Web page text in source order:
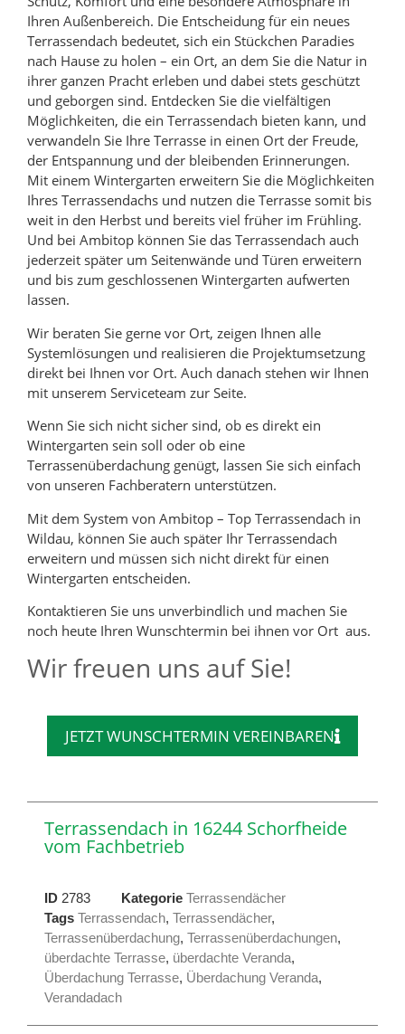
Ihren Außenbereich. Die Entscheidung für ein neues
Terrassendach bedeutet, sich ein Stückchen Paradies
nach Hause zu holen – ein Ort, an dem Sie die Natur in
ihrer ganzen Pracht erleben und dabei stets geschützt
und geborgen sind. Entdecken Sie die vielfältigen
Möglichkeiten, die ein Terrassendach bieten kann, und
verwandeln Sie Ihre Terrasse in einen Ort der Freude,
der Entspannung und der bleibenden Erinnerungen.
Mit einem Wintergarten erweitern Sie die Möglichkeiten
Ihres Terrassendachs und nutzen die Terrasse somit bis
weit in den Herbst und bereits viel früher im Frühling.
Und bei Ambitop können Sie das Terrassendach auch
jederzeit später um Seitenwände und Türen erweitern
und bis zum geschlossenen Wintergarten aufwerten
lassen.
Wir beraten Sie gerne vor Ort, zeigen Ihnen alle
Systemlösungen und realisieren die Projektumsetzung
direkt bei Ihnen vor Ort. Auch danach stehen wir Ihnen
mit unserem Serviceteam zur Seite.
Wenn Sie sich nicht sicher sind, ob es direkt ein
Wintergarten sein soll oder ob eine
Terrassenüberdachung genügt, lassen Sie sich einfach
von unseren Fachberatern unterstützen.
Mit dem System von Ambitop – Top Terrassendach in
Wildau, können Sie auch später Ihr Terrassendach
erweitern und müssen sich nicht direkt für einen
Wintergarten entscheiden.
Kontaktieren Sie uns unverbindlich und machen Sie
noch heute Ihren Wunschtermin bei ihnen vor Ort aus.
Wir freuen uns auf Sie!
JETZT WUNSCHTERMIN VEREINBAREN
Terrassendach in 16244 Schorfheide
vom Fachbetrieb
ID 2783 Kategorie Terrassendächer
Tags Terrassendach, Terrassendächer,
Terrassenüberdachung, Terrassenüberdachungen,
überdachte Terrasse, überdachte Veranda,
Überdachung Terrasse, Überdachung Veranda,
Verandadach